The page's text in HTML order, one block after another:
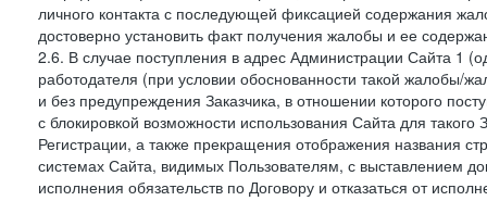
личного контакта с последующей фиксацией содержания
достоверно установить факт получения жалобы и ее
2.6. В случае поступления в адрес Администрации Сайта 1
работодателя (при условии обоснованности такой
и без предупреждения Заказчика, в отношении которого
с блокировкой возможности использования Сайта для
Регистрации, а также прекращения отображения названия
системах Сайта, видимых Пользователям, с выставлением
исполнения обязательств по Договору и отказаться от